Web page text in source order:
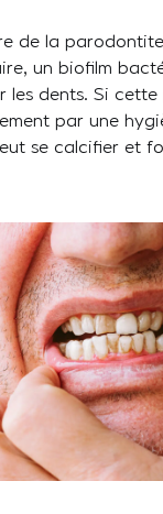
de la
un biofilm
les dents. Si cette
par une
se calcifier et